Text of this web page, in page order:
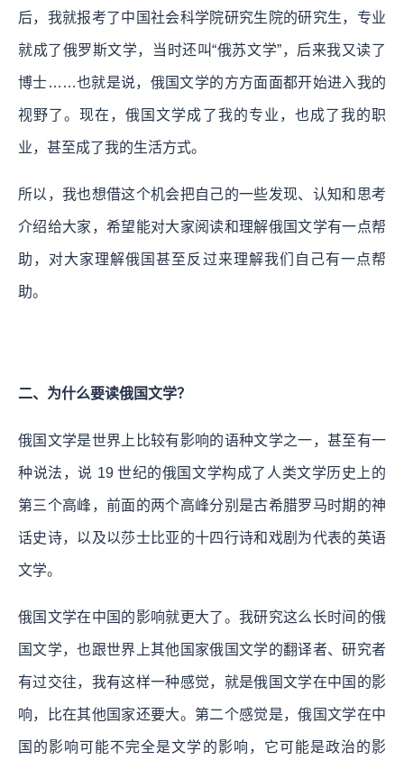
后，我就报考了中国社会科学院研究生院的研究生，专业
就成了俄罗斯文学，当时还叫“俄苏文学”，后来我又读了
博士……也就是说，俄国文学的方方面面都开始进入我的
视野了。现在，俄国文学成了我的专业，也成了我的职
业，甚至成了我的生活方式。
所以，我也想借这个机会把自己的一些发现、认知和思考
介绍给大家，希望能对大家阅读和理解俄国文学有一点帮
助，对大家理解俄国甚至反过来理解我们自己有一点帮
助。
二、为什么要读俄国文学？
俄国文学是世界上比较有影响的语种文学之一，甚至有一
种说法，说 19 世纪的俄国文学构成了人类文学历史上的
第三个高峰，前面的两个高峰分别是古希腊罗马时期的神
话史诗，以及以莎士比亚的十四行诗和戏剧为代表的英语
文学。
俄国文学在中国的影响就更大了。我研究这么长时间的俄
国文学，也跟世界上其他国家俄国文学的翻译者、研究者
有过交往，我有这样一种感觉，就是俄国文学在中国的影
响，比在其他国家还要大。第二个感觉是，俄国文学在中
国的影响可能不完全是文学的影响，它可能是政治的影